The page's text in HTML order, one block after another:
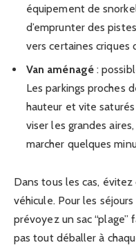
équipement de
d’emprunter des
vers certaines criques
Van aménagé:
Les parkings proches
hauteur et vite
viser les grandes
marcher quelques
Dans tous les cas,
véhicule. Pour les
prévoyez un sac
pas tout déballer à